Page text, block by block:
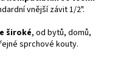
vnější závit 1/2".
široké, od bytů, domů,
sprchové kouty.